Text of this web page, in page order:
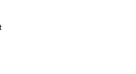
rondom maakt
reflectoren en
"CASCO MY STYLES" in
op batterijen werkende